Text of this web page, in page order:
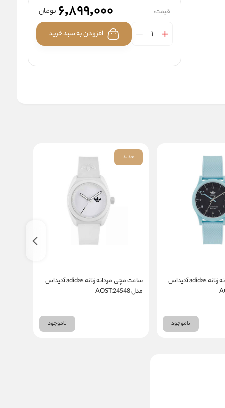
قیمت: 6,899,000 تومان
افزودن به سبد خرید
ساعت مچی مردانه زنانه adidas آدیداس
ناموجود
جدید
ساعت مچی مردانه زنانه adidas آدیداس
مدل AOST24548
ناموجود